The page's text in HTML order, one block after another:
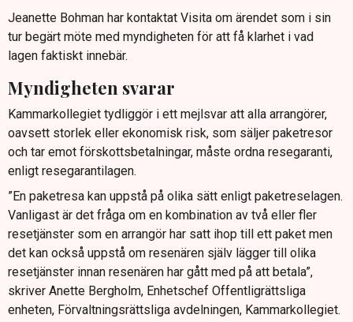
Jeanette Bohman har kontaktat Visita om ärendet som i sin
tur begärt möte med myndigheten för att få klarhet i vad
lagen faktiskt innebär.
Myndigheten svarar
Kammarkollegiet tydliggör i ett mejlsvar att alla arrangörer,
oavsett storlek eller ekonomisk risk, som säljer paketresor
och tar emot förskottsbetalningar, måste ordna resegaranti,
enligt resegarantilagen.
”En paketresa kan uppstå på olika sätt enligt paketreselagen.
Vanligast är det fråga om en kombination av två eller fler
resetjänster som en arrangör har satt ihop till ett paket men
det kan också uppstå om resenären själv lägger till olika
resetjänster innan resenären har gått med på att betala”,
skriver Anette Bergholm, Enhetschef Offentligrättsliga
enheten, Förvaltningsrättsliga avdelningen, Kammarkollegiet.